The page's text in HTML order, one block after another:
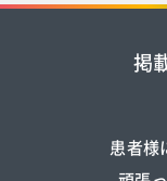
掲
患者様